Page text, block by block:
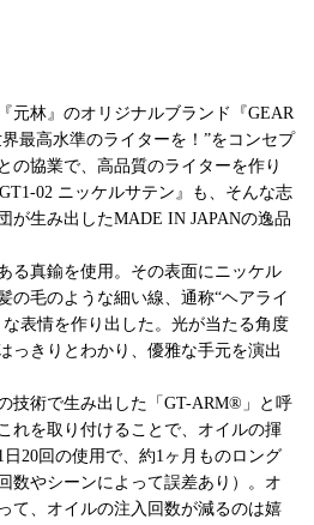
元林』のオリジナルブランド『GEAR
最高水準のライターを！”をコンセプ
の協業で、高品質のライターを作り
02 ニッケルサテン』も、そんな志
が生み出したMADE IN JAPANの逸品
る真鍮を使用。その表面にニッケル
の毛のような細い線、通称“ヘアライ
表情を作り出した。光が当たる角度
っきりとわかり、優雅な手元を演出
技術で生み出した「GT-ARM®」と呼
れを取り付けることで、オイルの揮
20回の使用で、約1ヶ月ものロング
数やシーンによって誤差あり）。オ
て、オイルの注入回数が減るのは嬉